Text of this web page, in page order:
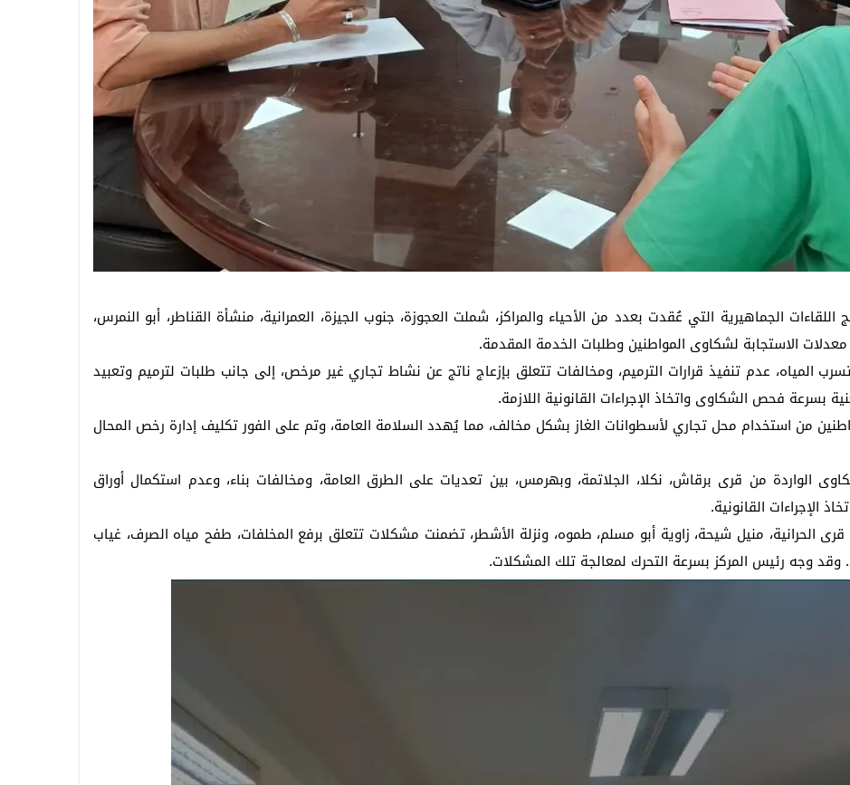
الجماهيرية التي عُقدت بعدد من الأحياء والمراكز، شملت العجوزة، جنوب الجيزة، العمرانية، منشأة القناطر، أبو النمرس،
الاستجابة لشكاوى المواطنين وطلبات الخدمة المقدمة.
عدم تنفيذ قرارات الترميم، ومخالفات تتعلق بإزعاج ناتج عن نشاط تجاري غير مرخص، إلى جانب طلبات لترميم وتعبيد
بسرعة فحص الشكاوى واتخاذ الإجراءات القانونية اللازمة.
من استخدام محل تجاري لأسطوانات الغاز بشكل مخالف، مما يُهدد السلامة العامة، وتم على الفور تكليف إدارة رخص المحال
الواردة من قرى برقاش، نكلا، الجلاتمة، وبهرمس، بين تعديات على الطرق العامة، ومخالفات بناء، وعدم استكمال أوراق
الإجراءات القانونية.
الحرانية، منيل شيحة، زاوية أبو مسلم، طموه، ونزلة الأشطر، تضمنت مشكلات تتعلق برفع المخلفات، طفح مياه الصرف، غياب
وقد وجه رئيس المركز بسرعة التحرك لمعالجة تلك المشكلات.